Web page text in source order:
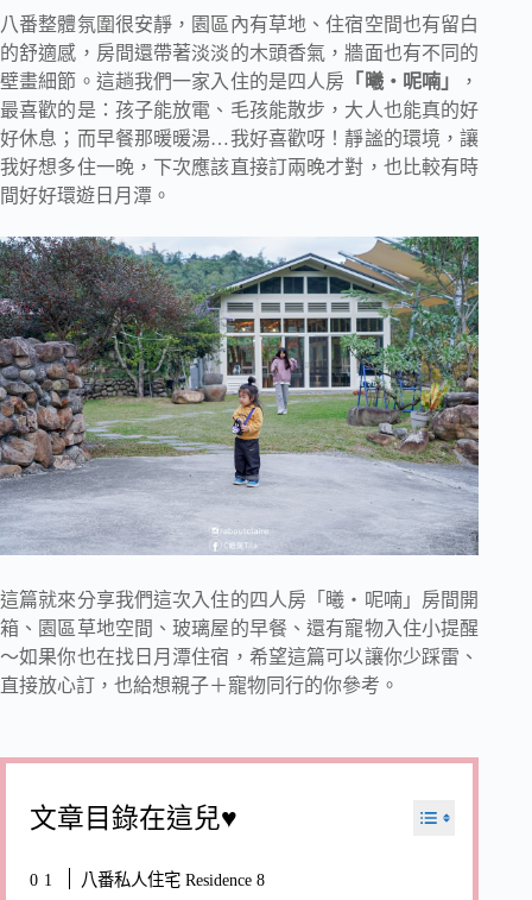
八番整體氛圍很安靜，園區內有草地、住宿空間也有留白
的舒適感，房間還帶著淡淡的木頭香氣，牆面也有不同的
壁畫細節。這趟我們一家入住的是四人房 「曦・呢喃」
，
最喜歡的是：孩子能放電、毛孩能散步，大人也能真的好
好休息；而早餐那暖暖湯…我好喜歡呀！靜謐的環境，讓
我好想多住一晚，下次應該直接訂兩晚才對，也比較有時
間好好環遊日月潭。
這篇就來分享我們這次入住的四人房「曦・呢喃」房間開
箱、園區草地空間、玻璃屋的早餐、還有寵物入住小提醒
～如果你也在找日月潭住宿，希望這篇可以讓你少踩雷、
直接放心訂，也給想親子＋寵物同行的你參考。
文章目錄在這兒♥
八番私人住宅 Residence 8